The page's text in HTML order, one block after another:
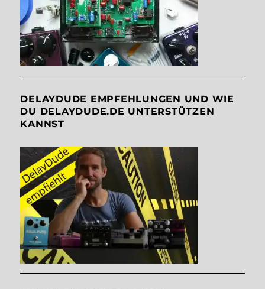
DELAYDUDE EMPFEHLUNGEN UND WIE
DU DELAYDUDE.DE UNTERSTÜTZEN
KANNST